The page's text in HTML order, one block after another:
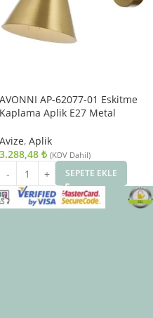
AVONNI AP-62077-01 Eskitme
Kaplama Aplik E27 Metal
Avize, Aplik
3.288,48 ₺ (KDV Dahil)
SEPETE EKLE